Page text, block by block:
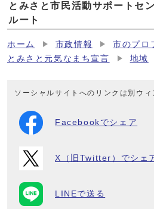
とみさと市民活動サポートセ
ルート
ホーム 市政情報
市のプロ
とみさと元気なまち宣言
地域
ソーシャルサイトへのリンクは別ウ
Facebookでシェア
X（旧Twitter）でシェ
LINEで送る